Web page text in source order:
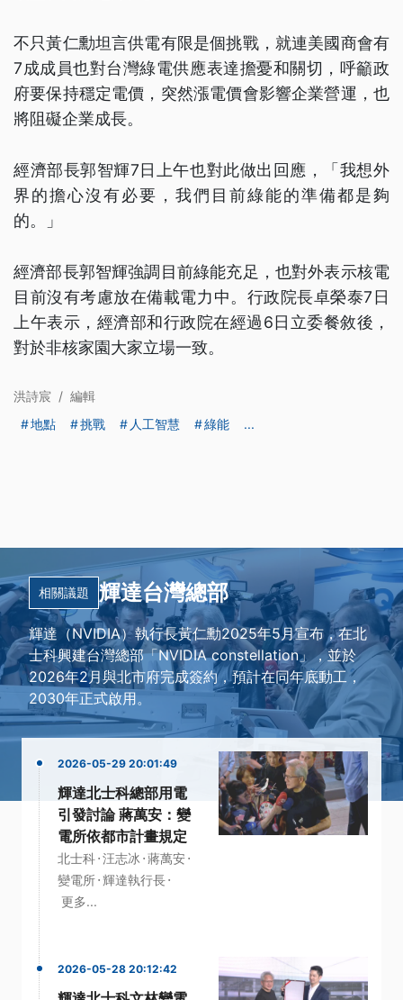
不只黃仁勳坦言供電有限是個挑戰，就連美國商會有
7成成員也對台灣綠電供應表達擔憂和關切，呼籲政
府要保持穩定電價，突然漲電價會影響企業營運，也
將阻礙企業成長。
經濟部長郭智輝7日上午也對此做出回應，「我想外
界的擔心沒有必要，我們目前綠能的準備都是夠
的。」
經濟部長郭智輝強調目前綠能充足，也對外表示核電
目前沒有考慮放在備載電力中。行政院長卓榮泰7日
上午表示，經濟部和行政院在經過6日立委餐敘後，
對於非核家園大家立場一致。
洪詩宸 / 編輯
地點
挑戰 人工智慧 綠能 ...
相關議題 輝達台灣總部
輝達（NVIDIA）執行長黃仁勳2025年5月宣布，在北
士科興建台灣總部「NVIDIA constellation」，並於
2026年2月與北市府完成簽約，預計在同年底動工，
2030年正式啟用。
2026-05-29 20:01:49
輝達北士科總部用電
引發討論 蔣萬安：變
電所依都市計畫規定
北士科·汪志冰 ·蔣萬安·
變電所·輝達執行長·
更多...
2026-05-28 20:12:42